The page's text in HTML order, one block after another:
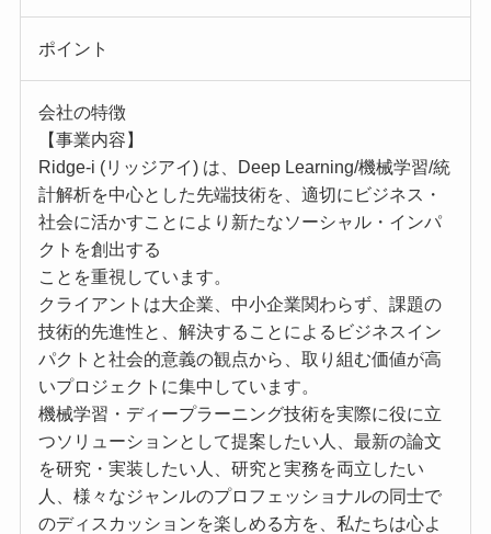
ポイント
会社の特徴
【事業内容】
Ridge-i (リッジアイ) は、Deep Learning/機械学習/統
計解析を中心とした先端技術を、適切にビジネス・
社会に活かすことにより新たなソーシャル・インパ
クトを創出する
ことを重視しています。
クライアントは大企業、中小企業関わらず、課題の
技術的先進性と、解決することによるビジネスイン
パクトと社会的意義の観点から、取り組む価値が高
いプロジェクトに集中しています。
機械学習・ディープラーニング技術を実際に役に立
つソリューションとして提案したい人、最新の論文
を研究・実装したい人、研究と実務を両立したい
人、様々なジャンルのプロフェッショナルの同士で
のディスカッションを楽しめる方を、私たちは心よ